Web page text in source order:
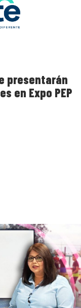
presentarán
en Expo PEP